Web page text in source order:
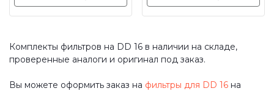
Комплекты фильтров на DD 16 в наличии на складе,
проверенные аналоги и оригинал под заказ.
Вы можете оформить заказ на фильтры для DD 16 на